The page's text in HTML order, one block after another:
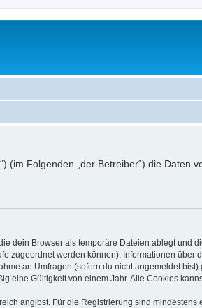
(im Folgenden „der Betreiber“) die Daten
dein Browser als temporäre Dateien ablegt und
zugeordnet werden können), Informationen über
an Umfragen (sofern du nicht angemeldet bist)
eine Gültigkeit von einem Jahr. Alle Cookies
angibst. Für die Registrierung sind mindestens